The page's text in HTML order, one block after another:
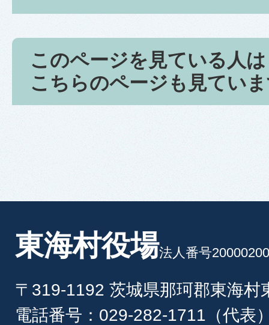
このページを見ている人は
こちらのページも見てい
東海村役場法人番号
〒319-1192 茨城県那珂郡東海村
電話番号：029-282-1711（代表